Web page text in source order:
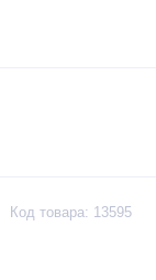
Код товара: 13595